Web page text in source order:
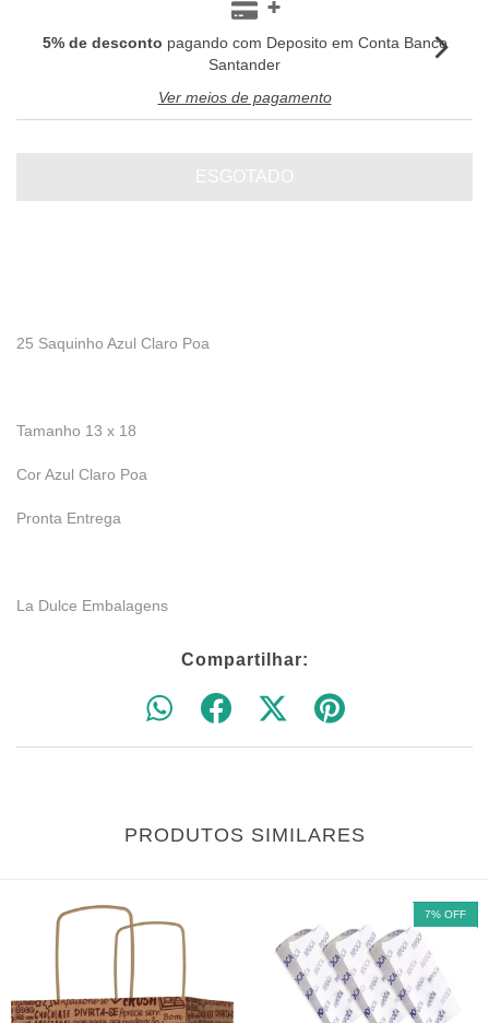
5% de desconto pagando com Deposito em Conta Banco
Santander
Ver meios de pagamento
25 Saquinho Azul Claro Poa
Tamanho 13 x 18
Cor Azul Claro Poa
Pronta Entrega
La Dulce Embalagens
Compartilhar:
PRODUTOS SIMILARES
7% OFF